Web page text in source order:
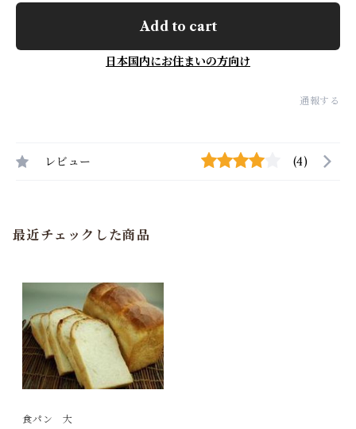
Add to cart
日本国内にお住まいの方向け
通報する
レビュー (4)
最近チェックした商品
食パン 大